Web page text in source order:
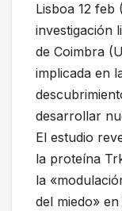
Lisboa 12 feb
investigación
de Coimbra
implicada en
desarrollar
El estudio
la proteína
la
del miedo»